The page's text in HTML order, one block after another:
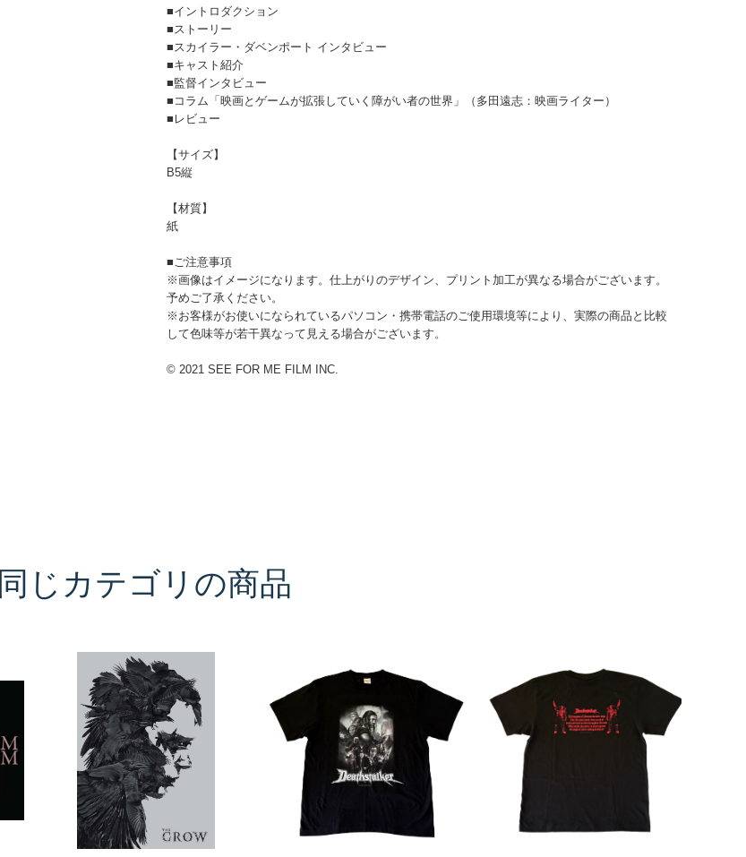
同じカテゴリの商品